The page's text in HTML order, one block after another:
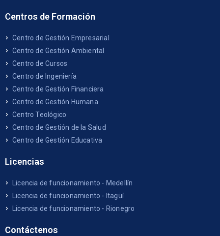
Centros de Formación
Centro de Gestión Empresarial
Centro de Gestión Ambiental
Centro de Cursos
Centro de Ingeniería
Centro de Gestión Financiera
Centro de Gestión Humana
Centro Teológico
Centro de Gestión de la Salud
Centro de Gestión Educativa
Licencias
Licencia de funcionamiento - Medellín
Licencia de funcionamiento - Itagüí
Licencia de funcionamiento - Rionegro
Contáctenos